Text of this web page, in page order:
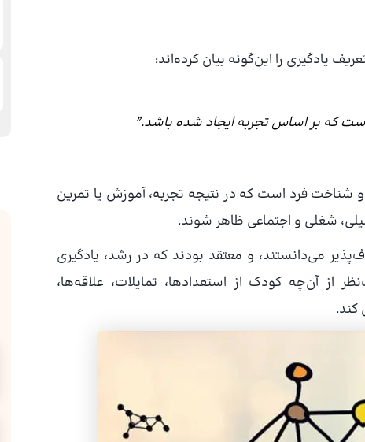
یادگیری را این‌گونه بیان کرده‌اند:
است که بر اساس تجربه ایجاد شده باشد.”
و شناخت فرد است که در نتیجه تجربه، آموزش یا تمرین
شغلی و اجتماعی ظاهر شوند.
می‌دانستند، و معتقد بودند که در رشد، یادگیری
از آن‌چه کودک از استعدادها، تمایلات، علاقه‌ها،
کند.